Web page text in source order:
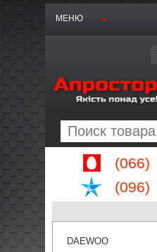
(066)
(096)
МЕНЮ
DAEWOO